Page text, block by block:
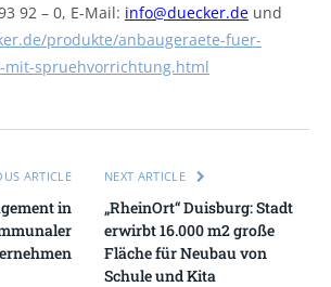
92 – 0, E-Mail: info@duecker.de und
produkte/anbaugeraete-fuer-
mit-spruehvorrichtung.html
ARTICLE
in
NEXT ARTICLE
„RheinOrt“ Duisburg: Stadt
erwirbt 16.000 m2 große
Fläche für Neubau von
Schule und Kita